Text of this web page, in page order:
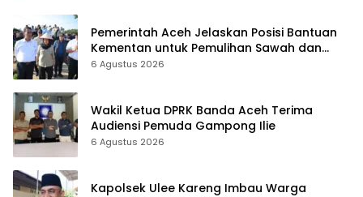
Pemerintah Aceh Jelaskan Posisi Bantuan
Kementan untuk Pemulihan Sawah dan
Kebun
6 Agustus 2026
Wakil Ketua DPRK Banda Aceh Terima
Audiensi Pemuda Gampong Ilie
6 Agustus 2026
Kapolsek Ulee Kareng Imbau Warga